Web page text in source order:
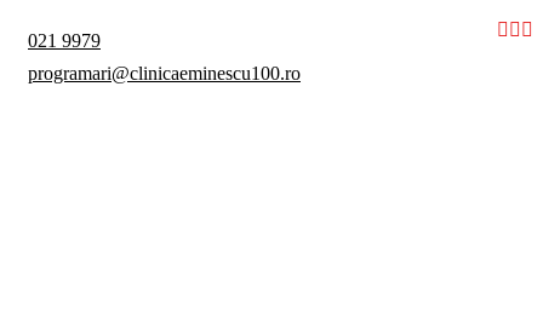
021 9979
programari@clinicaeminescu100.ro